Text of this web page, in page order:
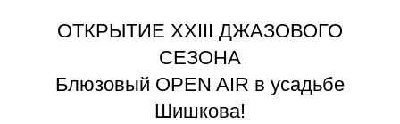
ОТКРЫТИЕ XXIII ДЖАЗОВОГО
СЕЗОНА
Блюзовый OPEN AIR в усадьбе
Шишкова!